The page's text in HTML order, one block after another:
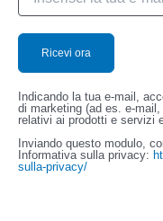
Indicando la tua e-mail,
di marketing (ad es. e-
relativi ai prodotti e servizi
Inviando questo modulo,
Informativa sulla privacy:
sulla-privacy/